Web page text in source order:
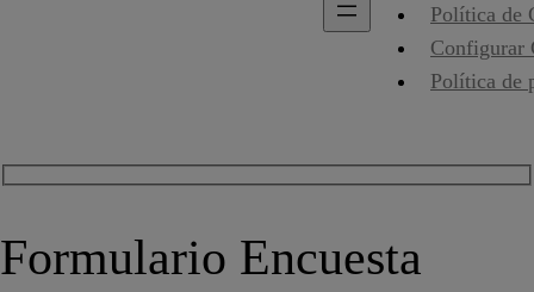
Política de
Configurar
Política de
Formulario Encuesta